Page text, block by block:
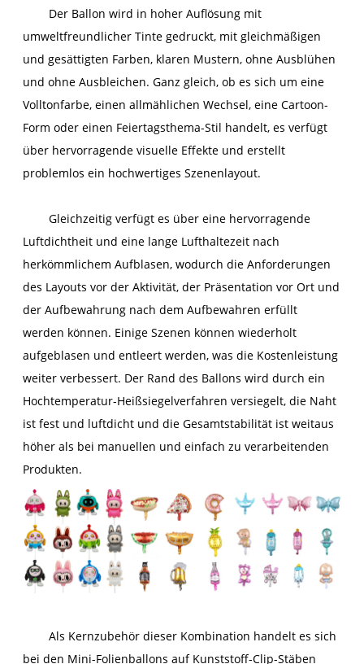
Der Ballon wird in hoher Auflösung mit
umweltfreundlicher Tinte gedruckt, mit gleichmäßigen
und gesättigten Farben, klaren Mustern, ohne Ausblühen
und ohne Ausbleichen. Ganz gleich, ob es sich um eine
Volltonfarbe, einen allmählichen Wechsel, eine Cartoon-
Form oder einen Feiertagsthema-Stil handelt, es verfügt
über hervorragende visuelle Effekte und erstellt
problemlos ein hochwertiges Szenenlayout.
Gleichzeitig verfügt es über eine hervorragende
Luftdichtheit und eine lange Lufthaltezeit nach
herkömmlichem Aufblasen, wodurch die Anforderungen
des Layouts vor der Aktivität, der Präsentation vor Ort und
der Aufbewahrung nach dem Aufbewahren erfüllt
werden können. Einige Szenen können wiederholt
aufgeblasen und entleert werden, was die Kostenleistung
weiter verbessert. Der Rand des Ballons wird durch ein
Hochtemperatur-Heißsiegelverfahren versiegelt, die Naht
ist fest und luftdicht und die Gesamtstabilität ist weitaus
höher als bei manuellen und einfach zu verarbeitenden
Produkten.
Als Kernzubehör dieser Kombination handelt es sich
bei den Mini-Folienballons auf Kunststoff-Clip-Stäben